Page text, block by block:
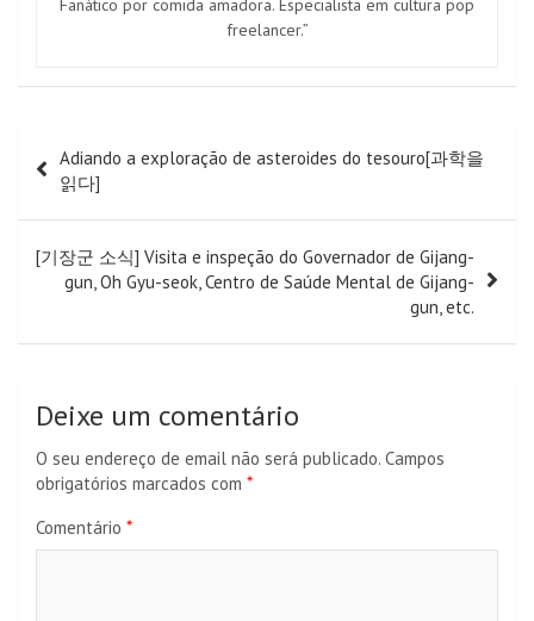
Fanático por comida amadora. Especialista em cultura pop
freelancer.”
de
artigos
Adiando a exploração de asteroides do tesouro[과학을
읽다]
[기장군 소식] Visita e inspeção do Governador de Gijang-
gun, Oh Gyu-seok, Centro de Saúde Mental de Gijang-
gun, etc.
Deixe um comentário
O seu endereço de email não será publicado. Campos
obrigatórios marcados com *
Comentário *